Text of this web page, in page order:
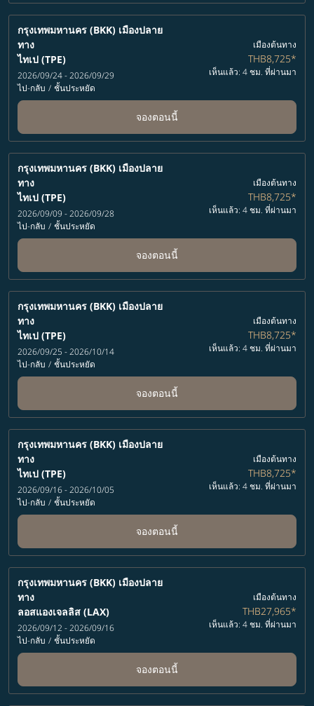
กรุงเทพมหานคร (BKK) เมืองปลาย
ทาง
ไทเป (TPE)
2026/09/24 - 2026/09/29
ไป-กลับ / ชั้นประหยัด
เมืองต้นทาง
THB8,725*
เห็นแล้ว: 4 ชม. ที่ผ่านมา
จองตอนนี้
กรุงเทพมหานคร (BKK) เมืองปลาย
ทาง
ไทเป (TPE)
2026/09/09 - 2026/09/28
ไป-กลับ / ชั้นประหยัด
เมืองต้นทาง
THB8,725*
เห็นแล้ว: 4 ชม. ที่ผ่านมา
จองตอนนี้
กรุงเทพมหานคร (BKK) เมืองปลาย
ทาง
ไทเป (TPE)
2026/09/25 - 2026/10/14
ไป-กลับ / ชั้นประหยัด
เมืองต้นทาง
THB8,725*
เห็นแล้ว: 4 ชม. ที่ผ่านมา
จองตอนนี้
กรุงเทพมหานคร (BKK) เมืองปลาย
ทาง
ไทเป (TPE)
2026/09/16 - 2026/10/05
ไป-กลับ / ชั้นประหยัด
เมืองต้นทาง
THB8,725*
เห็นแล้ว: 4 ชม. ที่ผ่านมา
จองตอนนี้
กรุงเทพมหานคร (BKK) เมืองปลาย
ทาง
ลอสแองเจลลิส (LAX)
2026/09/12 - 2026/09/16
ไป-กลับ / ชั้นประหยัด
เมืองต้นทาง
THB27,965*
เห็นแล้ว: 4 ชม. ที่ผ่านมา
จองตอนนี้